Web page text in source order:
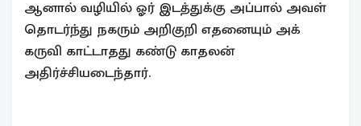
ஆனால் வழியில் ஓர் இடத்துக்கு அப்பால் அவள்
தொடர்ந்து நகரும் அறிகுறி எதனையும் அக்
கருவி காட்டாதது கண்டு காதலன்
அதிர்ச்சியடைந்தார்.